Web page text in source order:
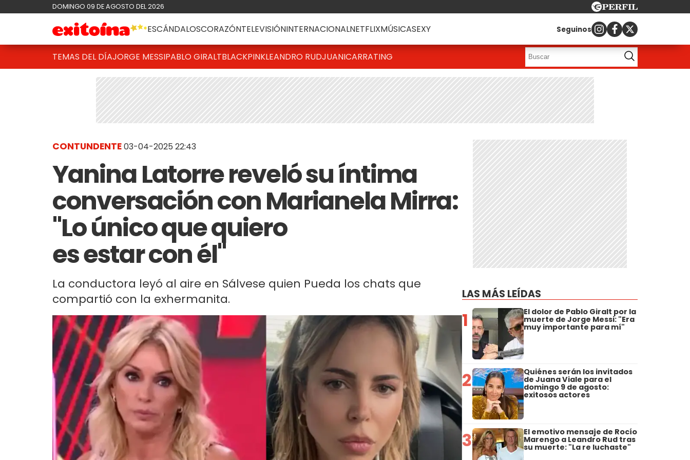
DOMINGO 09 DE AGOSTO DEL 2026
ESCÁNDALOSCORAZÓNTELEVISIÓNINTERNACIONALNETFLIXMÚSICASEXY Seguinos
TEMAS DEL DÍAJORGE MESSIPABLO GIRALTBLACKPINKLEANDRO RUDJUANICARRATING
CONTUNDENTE03-04-2025 22:43
Yanina Latorre reveló su íntima
conversación con Marianela Mirra:
"Lo único que quiero
es estar con él"
La conductora leyó al aire en Sálvese quien Pueda los chats que
compartió con la exhermanita.
LAS MÁS LEÍDAS
1 El dolor de Pablo Giralt por la
muerte de Jorge Messi: "Era
muy importante para mí"
2 Quiénes serán los invitados
de Juana Viale para el
domingo 9 de agosto:
exitosos actores
3 El emotivo mensaje de Rocío
Marengo a Leandro Rud tras
su muerte: "La re luchaste"